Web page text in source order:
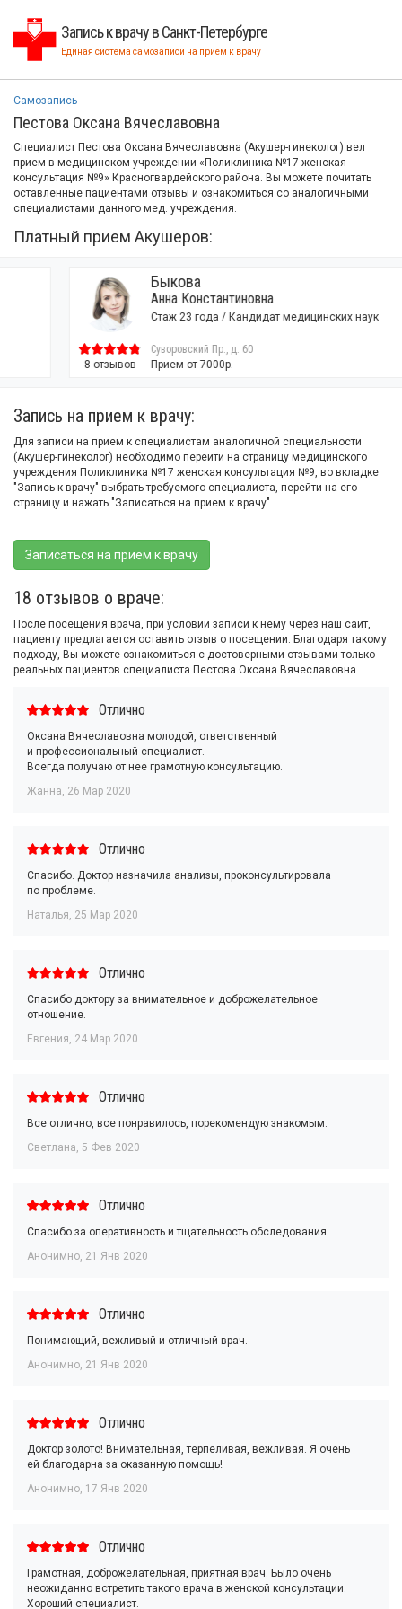
Запись к врачу в Санкт-Петербурге
Единая система самозаписи на прием к врачу
Самозапись
Пестова Оксана Вячеславовна
Специалист Пестова Оксана Вячеславовна (Акушер-гинеколог) вел
прием в медицинском учреждении «Поликлиника №17 женская
консультация №9» Красногвардейского района. Вы можете почитать
оставленные пациентами отзывы и ознакомиться со аналогичными
специалистами данного мед. учреждения.
Платный прием Акушеров:
8 отзывов
Быкова
Анна Константиновна
Стаж 23 года / Кандидат медицинских наук
Суворовский Пр., д. 60
Прием от 7000р.
Запись на прием к врачу:
Для записи на прием к специалистам аналогичной специальности
(Акушер-гинеколог) необходимо перейти на страницу медицинского
учреждения Поликлиника №17 женская консультация №9, во вкладке
"Запись к врачу" выбрать требуемого специалиста, перейти на его
страницу и нажать "Записаться на прием к врачу".
Записаться на прием к врачу
18 отзывов о враче:
После посещения врача, при условии записи к нему через наш сайт,
пациенту предлагается оставить отзыв о посещении. Благодаря такому
подходу, Вы можете ознакомиться с достоверными отзывами только
реальных пациентов специалиста Пестова Оксана Вячеславовна.
Отлично
Оксана Вячеславовна молодой, ответственный
и профессиональный специалист.
Всегда получаю от нее грамотную консультацию.
Жанна, 26 Мар 2020
Отлично
Спасибо. Доктор назначила анализы, проконсультировала
по проблеме.
Наталья, 25 Мар 2020
Отлично
Спасибо доктору за внимательное и доброжелательное
отношение.
Евгения, 24 Мар 2020
Отлично
Все отлично, все понравилось, порекомендую знакомым.
Светлана, 5 Фев 2020
Отлично
Спасибо за оперативность и тщательность обследования.
Анонимно, 21 Янв 2020
Отлично
Понимающий, вежливый и отличный врач.
Анонимно, 21 Янв 2020
Отлично
Доктор золото! Внимательная, терпеливая, вежливая. Я очень
ей благодарна за оказанную помощь!
Анонимно, 17 Янв 2020
Отлично
Грамотная, доброжелательная, приятная врач. Было очень
неожиданно встретить такого врача в женской консультации.
Хороший специалист.